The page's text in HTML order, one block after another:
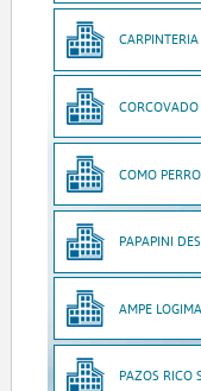
CORCOVADO
COMO
PAPAPINI
AMPE
PAZOS RICO